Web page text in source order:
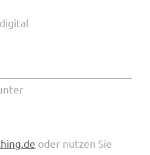
oder nutzen Sie